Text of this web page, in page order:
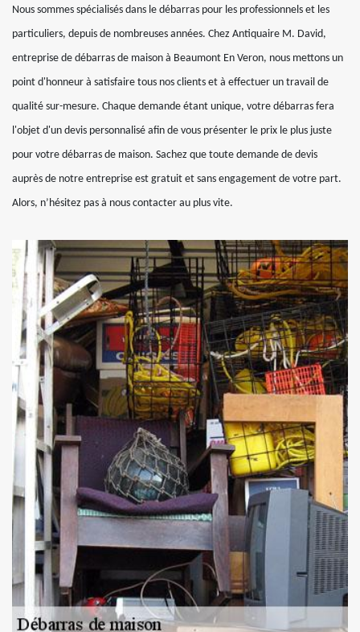
Nous sommes spécialisés dans le débarras pour les professionnels et les
particuliers, depuis de nombreuses années. Chez Antiquaire M. David,
entreprise de débarras de maison à Beaumont En Veron, nous mettons un
point d'honneur à satisfaire tous nos clients et à effectuer un travail de
qualité sur-mesure. Chaque demande étant unique, votre débarras fera
l'objet d'un devis personnalisé afin de vous présenter le prix le plus juste
pour votre débarras de maison. Sachez que toute demande de devis
auprès de notre entreprise est gratuit et sans engagement de votre part.
Alors, n’hésitez pas à nous contacter au plus vite.